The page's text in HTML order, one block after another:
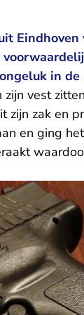
Eindhoven
in
vest
zijn zak en
en ging